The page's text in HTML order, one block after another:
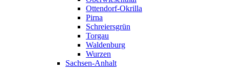
Ottendorf-Okrilla
Pirna
Schreiersgrün
Torgau
Waldenburg
Wurzen
Sachsen-Anhalt